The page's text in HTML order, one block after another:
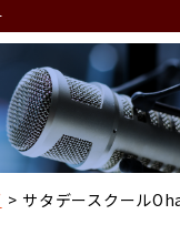
サタデースクール